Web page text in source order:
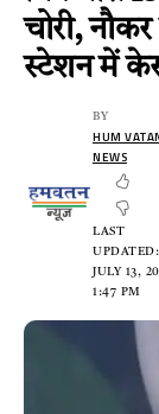
चोरी,
स्टेशन में
LAST
UPDATED:
JULY 13,
1:47 PM
BY
HUM
NEWS